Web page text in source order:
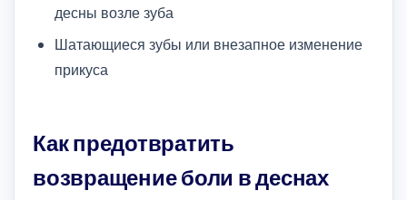
десны возле зуба
Шатающиеся зубы или внезапное изменение
прикуса
Как предотвратить
возвращение боли в деснах